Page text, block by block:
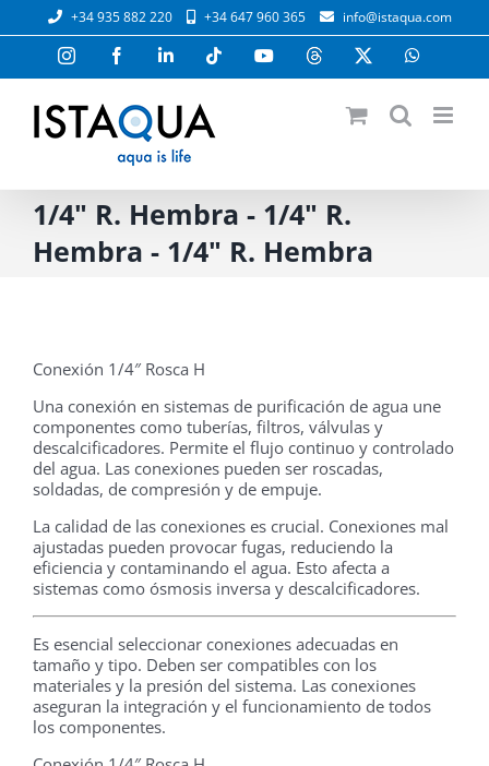
al
contenido
+34 935 882 220 +34 647 960 365 info@istaqua.com
InstagramFacebookLinkedInTiktok YouTubeThreads
1/4" R. Hembra - 1/4" R.
Hembra - 1/4" R. Hembra
Conexión 1/4″ Rosca H
Una conexión en sistemas de purificación de agua une
componentes como tuberías, filtros, válvulas y
descalcificadores. Permite el flujo continuo y controlado
del agua. Las conexiones pueden ser roscadas,
soldadas, de compresión y de empuje.
La calidad de las conexiones es crucial. Conexiones mal
ajustadas pueden provocar fugas, reduciendo la
eficiencia y contaminando el agua. Esto afecta a
sistemas como ósmosis inversa y descalcificadores.
Es esencial seleccionar conexiones adecuadas en
tamaño y tipo. Deben ser compatibles con los
materiales y la presión del sistema. Las conexiones
aseguran la integración y el funcionamiento de todos
los componentes.